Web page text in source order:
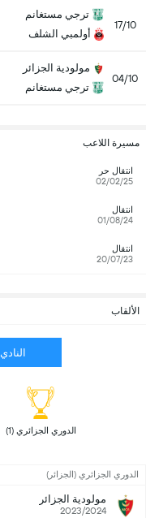
17/10
ترجي مستغانم
أولمبي الشلف
04/10
مولودية الجزائر
ترجي مستغانم
مسيرة اللاعب
انتقال حر
02/02/25
انتقال
01/08/24
انتقال
20/07/23
الألقاب
النادي
الدوري الجزائري (1)
الدوري الجزائري (الجزائر)
مولودية الجزائر
2023/2024